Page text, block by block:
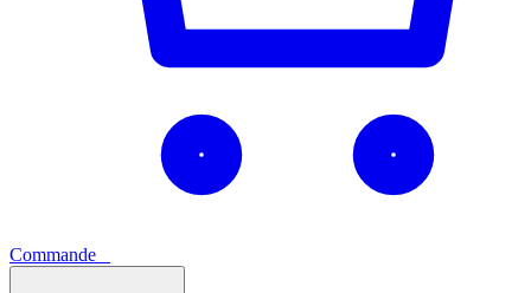
Commande